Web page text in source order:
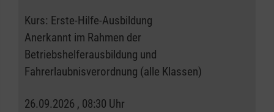
Kurs: Erste-Hilfe-Ausbildung
Anerkannt im Rahmen der
Betriebshelferausbildung und
Fahrerlaubnisverordnung (alle Klassen)
26.09.2026 , 08:30 Uhr